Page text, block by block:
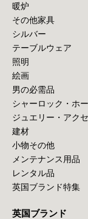
暖炉
その他家具
シルバー
テーブルウェア
照明
絵画
男の必需品
シャーロック・ホ
ジュエリー・アク
建材
小物その他
メンテナンス用品
レンタル品
英国ブランド特集
英国ブランド